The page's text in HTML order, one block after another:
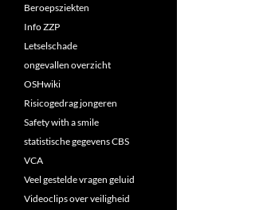
Beroepsziekten
Info ZZP
Letselschade
ongevallen overzicht
OSHwiki
Risicogedrag jongeren
Safety with a smile
statistische gegevens CBS
VCA
Veel gestelde vragen geluid
Videoclips over veiligheid